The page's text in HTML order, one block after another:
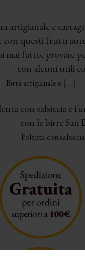
artigianale e
con questi frutti
mai fatto, provare
con alcuni utili
Birra artigianale e […]
con salsiccia e
con le birre San
Polenta con